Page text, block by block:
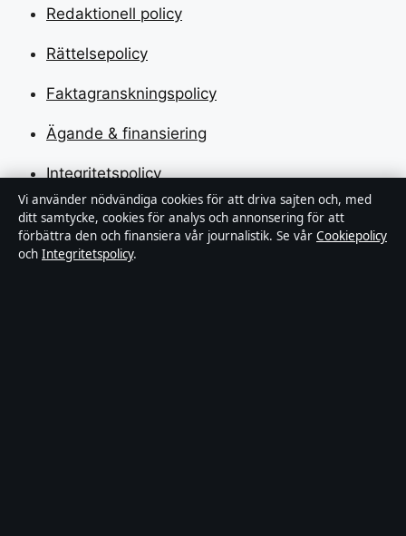
Redaktionell policy
Rättelsepolicy
Faktagranskningspolicy
Ägande & finansiering
Integritetspolicy
Cookiepolicy
Kändisar & integritet
Vi använder nödvändiga cookies för att driva sajten och, med
ditt samtycke, cookies för analys och annonsering för att
förbättra den och finansiera vår journalistik. Se vår Cookiepolicy
och Integritetspolicy.